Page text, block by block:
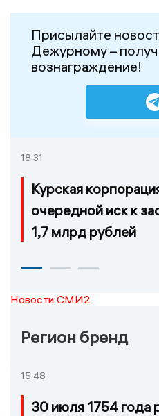
Присылайте
Дежурному –
вознаграждение!
18:31
Курская
очередной иск к
1,7 млрд рублей
Новости СМИ2
Регион бренд
15:48
30 июля 1754